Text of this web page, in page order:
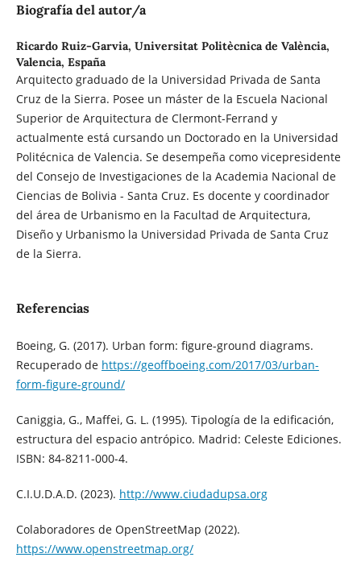
Biografía del autor/a
Ricardo Ruiz-Garvia, Universitat Politècnica de València,
Valencia, España
Arquitecto graduado de la Universidad Privada de Santa
Cruz de la Sierra. Posee un máster de la Escuela Nacional
Superior de Arquitectura de Clermont-Ferrand y
actualmente está cursando un Doctorado en la Universidad
Politécnica de Valencia. Se desempeña como vicepresidente
del Consejo de Investigaciones de la Academia Nacional de
Ciencias de Bolivia - Santa Cruz. Es docente y coordinador
del área de Urbanismo en la Facultad de Arquitectura,
Diseño y Urbanismo la Universidad Privada de Santa Cruz
de la Sierra.
Referencias
Boeing, G. (2017). Urban form: figure-ground diagrams.
Recuperado de https://geoffboeing.com/2017/03/urban-
form-figure-ground/
Caniggia, G., Maffei, G. L. (1995). Tipología de la edificación,
estructura del espacio antrópico. Madrid: Celeste Ediciones.
ISBN: 84-8211-000-4.
C.I.U.D.A.D. (2023). http://www.ciudadupsa.org
Colaboradores de OpenStreetMap (2022).
https://www.openstreetmap.org/